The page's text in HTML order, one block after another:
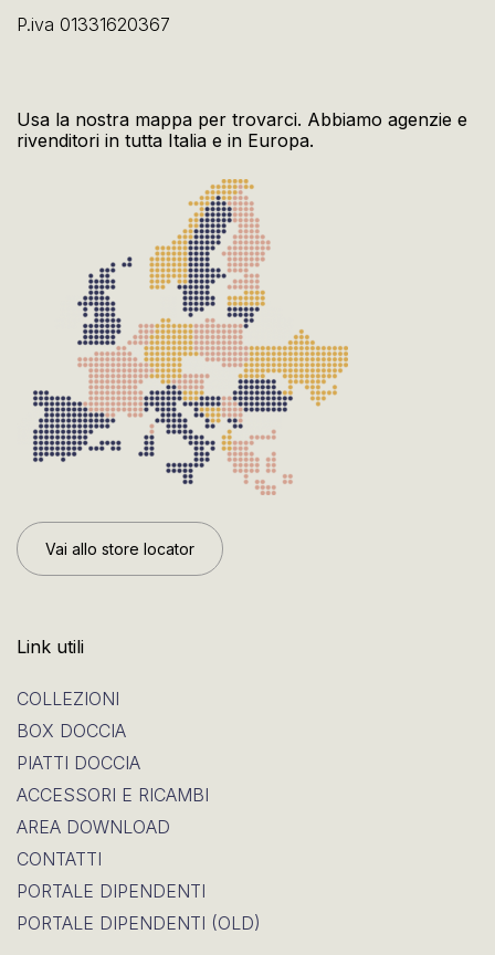
P.iva 01331620367
Usa la nostra mappa per trovarci. Abbiamo agenzie e
rivenditori in tutta Italia e in Europa.
Vai allo store locator
Link utili
COLLEZIONI
BOX DOCCIA
PIATTI DOCCIA
ACCESSORI E RICAMBI
AREA DOWNLOAD
CONTATTI
PORTALE DIPENDENTI
PORTALE DIPENDENTI (OLD)